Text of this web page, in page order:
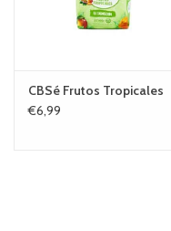
CBSé Frutos Tropicales
€6,99